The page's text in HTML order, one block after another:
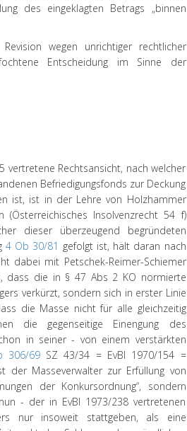
des eingeklagten Betrags „binnen
wegen unrichtiger rechtlicher
Entscheidung im Sinne der
vertretene Rechtsansicht, nach welcher
Befriedigungsfonds zur Deckung
ist, ist in der Lehre von Holzhammer
(Österreichisches Insolvenzrecht 54 f)
dieser überzeugend begründeten
4 Ob 30/81 gefolgt ist, hält daran nach
dabei mit Petschek-Reimer-Schiemer
dass die in § 47 Abs 2 KO normierte
verkürzt, sondern sich in erster Linie
die Masse nicht für alle gleichzeitig
die gegenseitige Einengung des
in seiner - von einem verstärkten
306/69SZ 43/34 = EvBl 1970/154 =
der Masseverwalter zur Erfüllung von
der Konkursordnung“, sondern
- der in EvBl 1973/238 vertretenen
nur insoweit stattgeben, als eine